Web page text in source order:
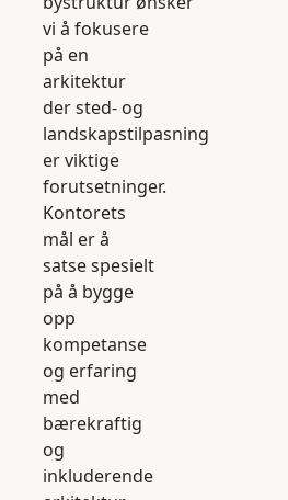
vi å fokusere
på en
arkitektur
der sted- og
landskapstilpasning
er viktige
forutsetninger.
Kontorets
mål er å
satse spesielt
på å bygge
opp
kompetanse
og erfaring
med
bærekraftig
og
inkluderende